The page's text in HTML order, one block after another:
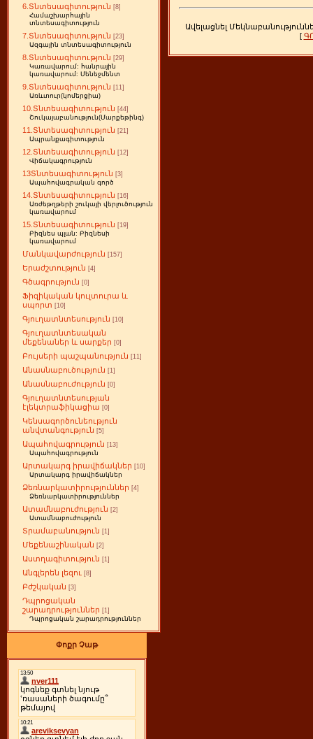
6.Տնտեսագիտություն [8]
Համաշխարհային
տնտեսագիտություն
7.Տնտեսագիտություն [23]
Ազգային տնտեսագիտություն
8.Տնտեսագիտություն [29]
Կառավարում: հանրային
կառավարում: Մենեջմենտ
9.Տնտեսագիտություն [11]
Առևտուր(կոմերցիա)
10.Տնտեսագիտություն [44]
Շուկայաբանություն(Մարքեթինգ)
11.Տնտեսագիտություն [21]
Ապրանքագիտություն
12.Տնտեսագիտություն [12]
Վիճակագրություն
13Տնտեսագիտություն [3]
Ապահովագրական գործ
14.Տնտեսագիտություն [16]
Առժեթղթերի շուկայի վերլուծություն
կառավարում
15.Տնտեսագիտություն [19]
Բիզնես պլան: Բիզնեսի
կառավարում
Մանկավարժություն [157]
Երաժշտություն [4]
Գծագրություն [0]
Ֆիզիկական կուլտուրա և
սպորտ [10]
Գյուղատնտեսություն [10]
Գյուղատնտեսական
մեքենաներ և սարքեր [0]
Բույսերի պաշպանություն [11]
Անասնաբուծություն [1]
Անասնաբուժություն [0]
Գյուղատնտեսության
էլեկտրաֆիկացիա [0]
Կենսագործունեություն
անվտանգություն [5]
Ապահովագրություն [13]
Ապահովագրություն
Արտակարգ իրավիճակներ [10]
Արտակարգ իրավիճակներ
Ձեռնարկատիրություններ [4]
Ձեռնարկատիրություններ
Ատամնաբուժություն [2]
Ատամնաբուժություն
Տրամաբանություն [1]
Մեքենաշինական [2]
Աստղագիտություն [1]
Անգլերեն լեզու [8]
Բժշկական [3]
Դպրոցական
շարադրություններ [1]
Դպրոցական շարադրություններ
Փոքր Չաթ
Ավելացնել
[